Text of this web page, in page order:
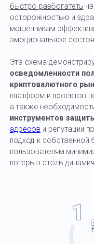
быстро разбогатеть
осторожностью и
мошенникам
эмоциональное
Эта схема
осведомленности
криптовалютного
платформ и проектов
а также
инструментов
адресов и репутации
подход к
пользователям
потерь в столь